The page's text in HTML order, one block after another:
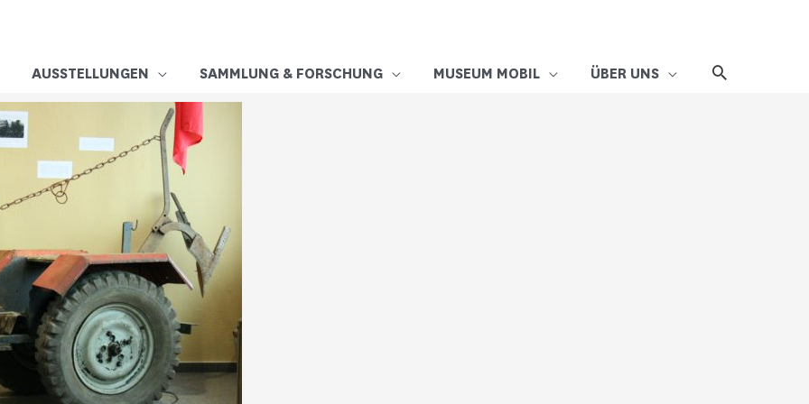
AUSSTELLUNGEN SAMMLUNG & FORSCHUNG MUSEUM MOBIL ÜBER UNS